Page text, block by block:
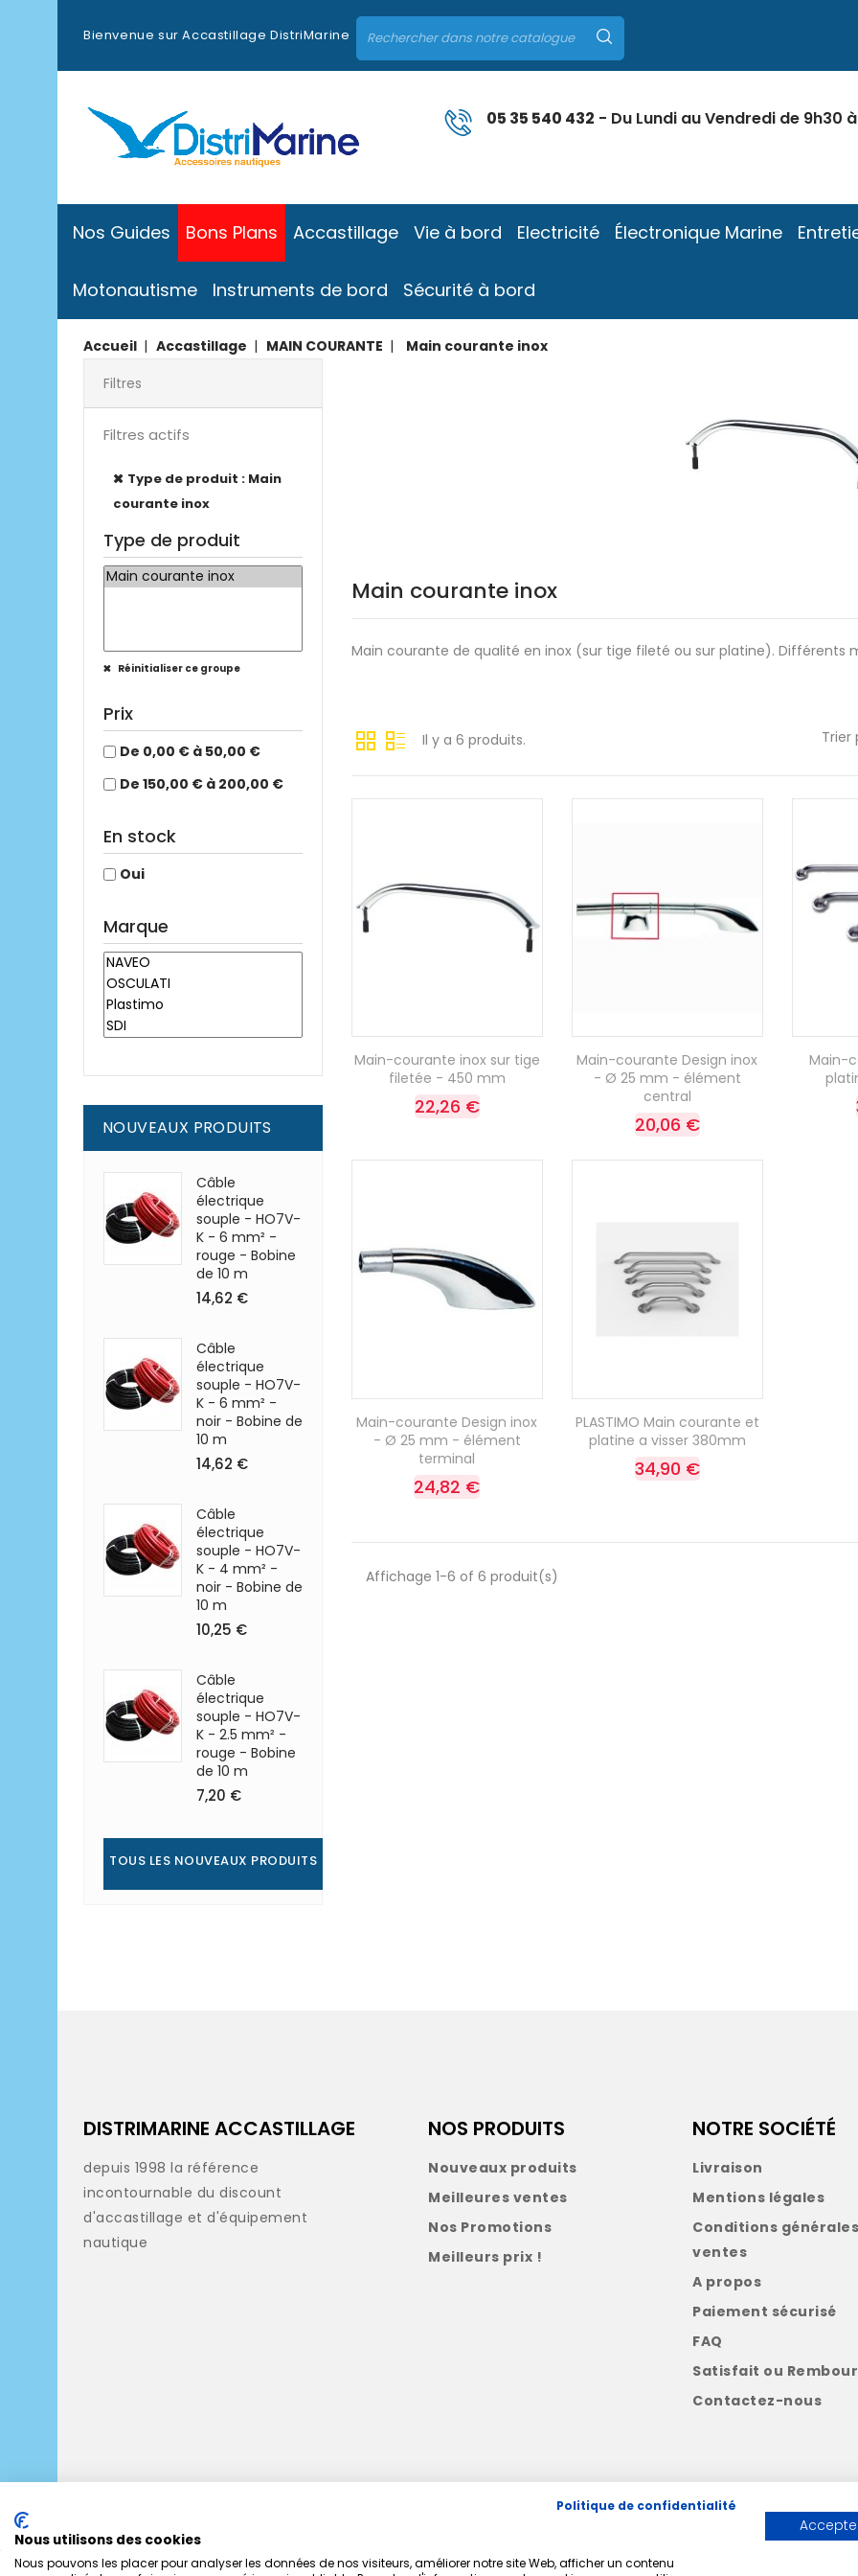
Bienvenue sur Accastillage DistriMarine
05 35 540 432 - Du Lundi au Vendredi de 9h30
Nos Guides Bons Plans Accastillage Vie à bord Electricité Électronique Marine
Motonautisme Instruments de bord Sécurité à bord
Accueil Accastillage MAIN COURANTE
Main courante inox
Filtres
Filtres actifs
Type de produit : Main
courante inox
Type de produit
Réinitialiser ce groupe
Prix
De 0,00 € à 50,00 €
De 150,00 € à 200,00 €
En stock
Oui
Marque
NOUVEAUX PRODUITS
Câble
électrique
souple - HO7V-
K - 6 mm² -
rouge - Bobine
de 10 m
14,62 €
Câble
électrique
souple - HO7V-
K - 6 mm² -
noir - Bobine de
10 m
14,62 €
Câble
électrique
souple - HO7V-
K - 4 mm² -
noir - Bobine de
10 m
10,25 €
Câble
électrique
souple - HO7V-
K - 2.5 mm² -
rouge - Bobine
de 10 m
7,20 €
TOUS LES NOUVEAUX PRODUITS
Main courante inox
Main courante de qualité en inox (sur tige fileté ou sur platine). Différents
Il y a 6 produits. Trier
Main-courante inox sur tige
filetée - 450 mm
22,26 €
Main-courante Design inox
- Ø 25 mm - élément
central
20,06 €
Main-
Main-courante Design inox
- Ø 25 mm - élément
terminal
24,82 €
PLASTIMO Main courante et
platine a visser 380mm
34,90 €
Affichage 1-6 of 6 produit(s)
DISTRIMARINE ACCASTILLAGE
depuis 1998 la référence
incontournable du discount
d'accastillage et d'équipement
nautique
NOS PRODUITS
Nouveaux produits
Meilleures ventes
Nos Promotions
Meilleurs prix !
NOTRE SOCIÉTÉ
Livraison
Mentions légales
Conditions
ventes
A propos
Paiement sécurisé
FAQ
Satisfait ou
Contactez-nous
Politique de confidentialité
Nous utilisons des cookies
Nous pouvons les placer pour analyser les données de nos visiteurs, améliorer notre site Web, afficher un contenu